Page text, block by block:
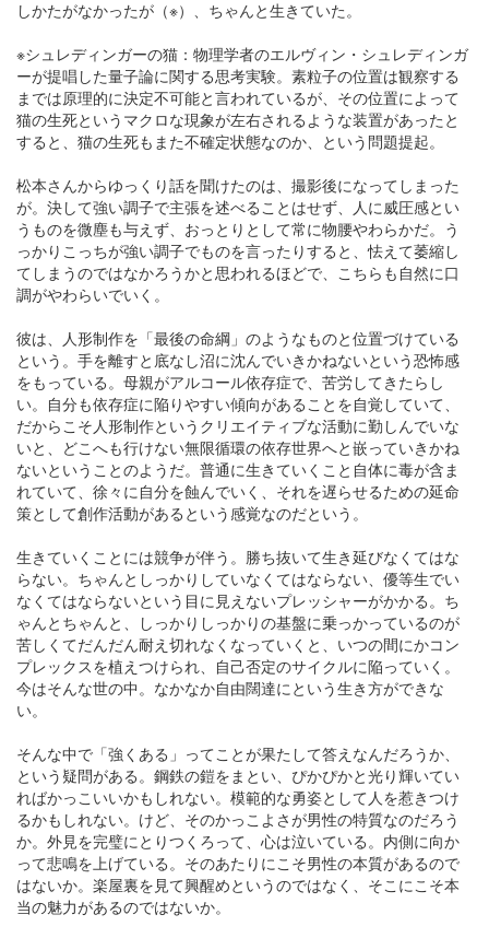
しかたがなかったが（※）、ちゃんと生きていた。
※シュレディンガーの猫：物理学者のエルヴィン・シュレディンガ
ーが提唱した量子論に関する思考実験。素粒子の位置は観察する
までは原理的に決定不可能と言われているが、その位置によって
猫の生死というマクロな現象が左右されるような装置があったと
すると、猫の生死もまた不確定状態なのか、という問題提起。
松本さんからゆっくり話を聞けたのは、撮影後になってしまった
が。決して強い調子で主張を述べることはせず、人に威圧感とい
うものを微塵も与えず、おっとりとして常に物腰やわらかだ。う
っかりこっちが強い調子でものを言ったりすると、怯えて萎縮し
てしまうのではなかろうかと思われるほどで、こちらも自然に口
調がやわらいでいく。
彼は、人形制作を「最後の命綱」のようなものと位置づけている
という。手を離すと底なし沼に沈んでいきかねないという恐怖感
をもっている。母親がアルコール依存症で、苦労してきたらし
い。自分も依存症に陥りやすい傾向があることを自覚していて、
だからこそ人形制作というクリエイティブな活動に勤しんでいな
いと、どこへも行けない無限循環の依存世界へと嵌っていきかね
ないということのようだ。普通に生きていくこと自体に毒が含ま
れていて、徐々に自分を蝕んでいく、それを遅らせるための延命
策として創作活動があるという感覚なのだという。
生きていくことには競争が伴う。勝ち抜いて生き延びなくてはな
らない。ちゃんとしっかりしていなくてはならない、優等生でい
なくてはならないという目に見えないプレッシャーがかかる。ち
ゃんとちゃんと、しっかりしっかりの基盤に乗っかっているのが
苦しくてだんだん耐え切れなくなっていくと、いつの間にかコン
プレックスを植えつけられ、自己否定のサイクルに陥っていく。
今はそんな世の中。なかなか自由闊達にという生き方ができな
い。
そんな中で「強くある」ってことが果たして答えなんだろうか、
という疑問がある。鋼鉄の鎧をまとい、ぴかぴかと光り輝いてい
ればかっこいいかもしれない。模範的な勇姿として人を惹きつけ
るかもしれない。けど、そのかっこよさが男性の特質なのだろう
か。外見を完璧にとりつくろって、心は泣いている。内側に向か
って悲鳴を上げている。そのあたりにこそ男性の本質があるので
はないか。楽屋裏を見て興醒めというのではなく、そこにこそ本
当の魅力があるのではないか。